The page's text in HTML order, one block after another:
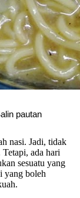
pautan
nasi. Jadi, tidak
ada hari
sesuatu yang
yang boleh